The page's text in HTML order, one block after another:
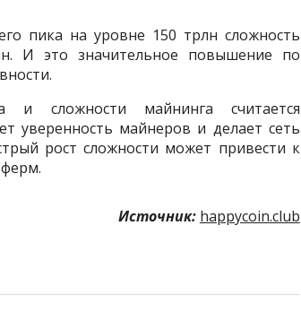
пика на уровне 150 трлн сложность
И это значительное повышение по
и сложности майнинга считается
уверенность майнеров и делает сеть
рост сложности может привести к
Источник: happycoin.club